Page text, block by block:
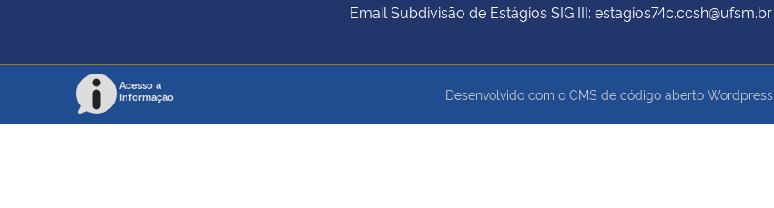
Email Subdivisão de Estágios SIG III: estagios74c.ccsh@ufsm.br
Acesso à
Informação
Desenvolvido com o CMS de código aberto Wordpress